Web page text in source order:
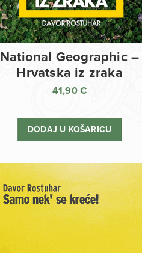
National Geographic –
Hrvatska iz zraka
41,90€
DODAJ U KOŠARICU